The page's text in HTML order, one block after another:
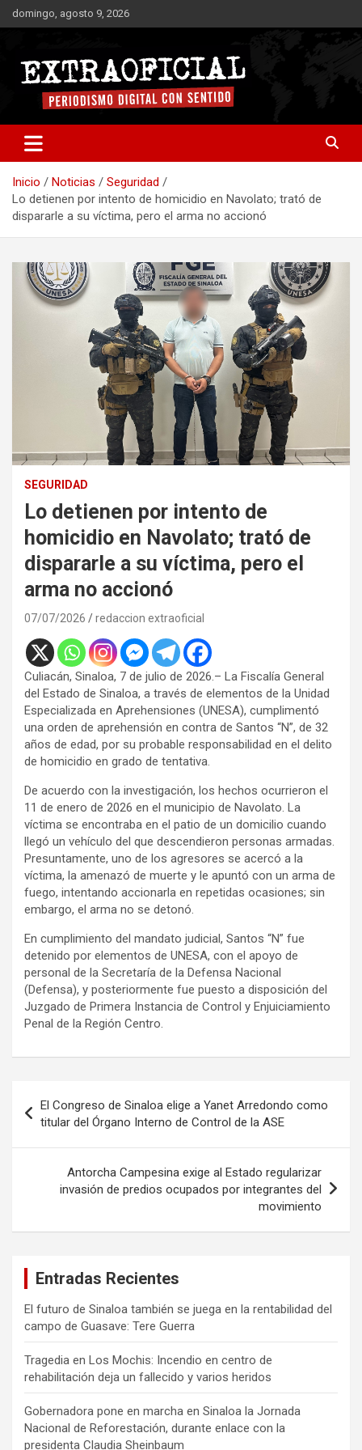
Saltar
al
domingo, agosto 9, 2026
Extraoficial
Inicio Noticias
Seguridad
Lo detienen por intento de homicidio en Navolato; trató de
dispararle a su víctima, pero el arma no accionó
SEGURIDAD
Lo detienen por intento de
homicidio en Navolato; trató de
dispararle a su víctima, pero el
arma no accionó
07/07/2026 redaccion extraoficial
Culiacán, Sinaloa, 7 de julio de 2026.– La Fiscalía General
del Estado de Sinaloa, a través de elementos de la Unidad
Especializada en Aprehensiones (UNESA), cumplimentó
una orden de aprehensión en contra de Santos “N”, de 32
años de edad, por su probable responsabilidad en el delito
de homicidio en grado de tentativa.
De acuerdo con la investigación, los hechos ocurrieron el
11 de enero de 2026 en el municipio de Navolato. La
víctima se encontraba en el patio de un domicilio cuando
llegó un vehículo del que descendieron personas armadas.
Presuntamente, uno de los agresores se acercó a la
víctima, la amenazó de muerte y le apuntó con un arma de
fuego, intentando accionarla en repetidas ocasiones; sin
embargo, el arma no se detonó.
En cumplimiento del mandato judicial, Santos “N” fue
detenido por elementos de UNESA, con el apoyo de
personal de la Secretaría de la Defensa Nacional
(Defensa), y posteriormente fue puesto a disposición del
Juzgado de Primera Instancia de Control y Enjuiciamiento
Penal de la Región Centro.
de
entradas
El Congreso de Sinaloa elige a Yanet Arredondo como
titular del Órgano Interno de Control de la ASE
Antorcha Campesina exige al Estado regularizar
invasión de predios ocupados por integrantes del
movimiento
Entradas Recientes
El futuro de Sinaloa también se juega en la rentabilidad del
campo de Guasave: Tere Guerra
Tragedia en Los Mochis: Incendio en centro de
rehabilitación deja un fallecido y varios heridos
Gobernadora pone en marcha en Sinaloa la Jornada
Nacional de Reforestación, durante enlace con la
presidenta Claudia Sheinbaum